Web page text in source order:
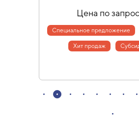
Цена по
Специальное предложение
Хит продаж